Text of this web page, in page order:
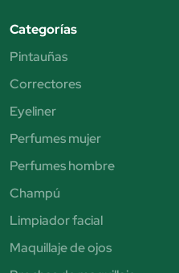
Categorías
Pintauñas
Correctores
Eyeliner
Perfumes mujer
Perfumes hombre
Champú
Limpiador facial
Maquillaje de ojos